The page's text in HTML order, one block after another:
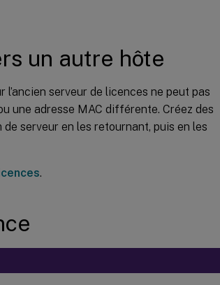
un autre hôte
serveur de licences ne peut pas
une adresse MAC différente. Créez des
serveur en les retournant, puis en les
.